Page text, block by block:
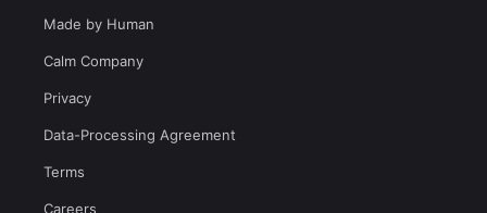
Made by Human
Calm Company
Privacy
Data-Processing Agreement
Terms
Careers